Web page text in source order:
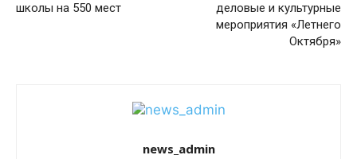
школы на 550 мест
деловые и культурные
мероприятия «Летнего
Октября»
news_admin